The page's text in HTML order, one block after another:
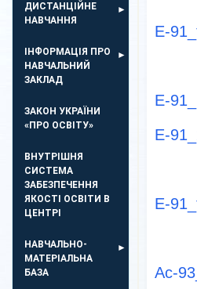
ДИСТАНЦІЙНЕ
НАВЧАННЯ
ІНФОРМАЦІЯ ПРО
НАВЧАЛЬНИЙ
ЗАКЛАД
ЗАКОН УКРАЇНИ
«ПРО ОСВІТУ»
ВНУТРІШНЯ
СИСТЕМА
ЗАБЕЗПЕЧЕННЯ
ЯКОСТІ ОСВІТИ В
ЦЕНТРІ
НАВЧАЛЬНО-
МАТЕРІАЛЬНА
БАЗА
Е-
Е-
Е-
Е-
Ас-